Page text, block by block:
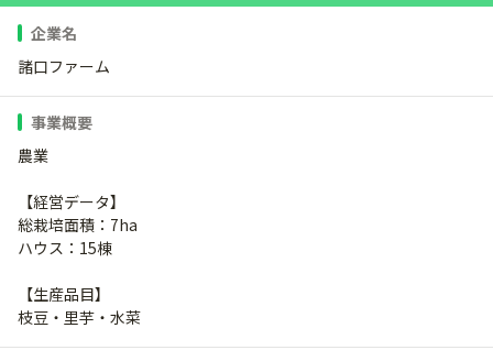
企業名
諸口ファーム
事業概要
農業
【経営データ】
総栽培面積：7ha
ハウス：15棟
【生産品目】
枝豆・里芋・水菜